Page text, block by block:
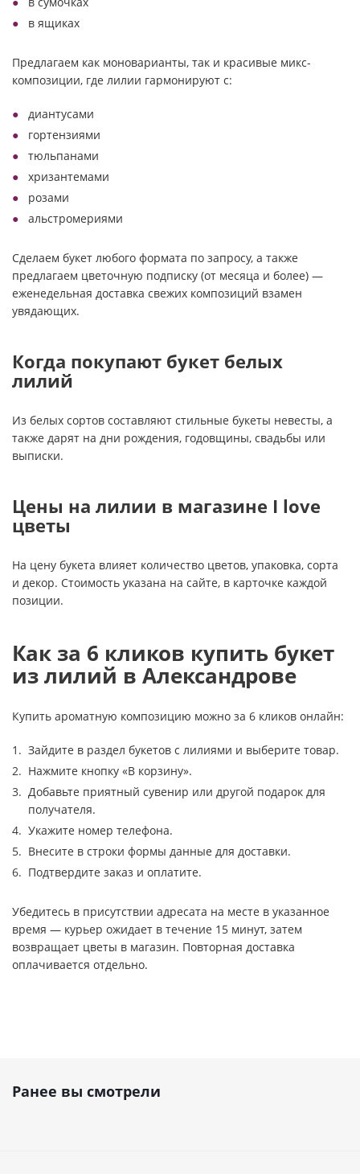
в ящиках
Предлагаем как моноварианты, так и красивые микс-
композиции, где лилии гармонируют с:
диантусами
гортензиями
тюльпанами
хризантемами
розами
альстромериями
Сделаем букет любого формата по запросу, а также
предлагаем цветочную подписку (от месяца и более) —
еженедельная доставка свежих композиций взамен
увядающих.
Когда покупают букет белых
лилий
Из белых сортов составляют стильные букеты невесты, а
также дарят на дни рождения, годовщины, свадьбы или
выписки.
Цены на лилии в магазине I love
цветы
На цену букета влияет количество цветов, упаковка, сорта
и декор. Стоимость указана на сайте, в карточке каждой
позиции.
Как за 6 кликов купить букет
из лилий в Александрове
Купить ароматную композицию можно за 6 кликов онлайн:
Зайдите в раздел букетов с лилиями и выберите товар.
Нажмите кнопку «В корзину».
Добавьте приятный сувенир или другой подарок для
получателя.
Укажите номер телефона.
Внесите в строки формы данные для доставки.
Подтвердите заказ и оплатите.
Убедитесь в присутствии адресата на месте в указанное
время — курьер ожидает в течение 15 минут, затем
возвращает цветы в магазин. Повторная доставка
оплачивается отдельно.
Ранее вы смотрели